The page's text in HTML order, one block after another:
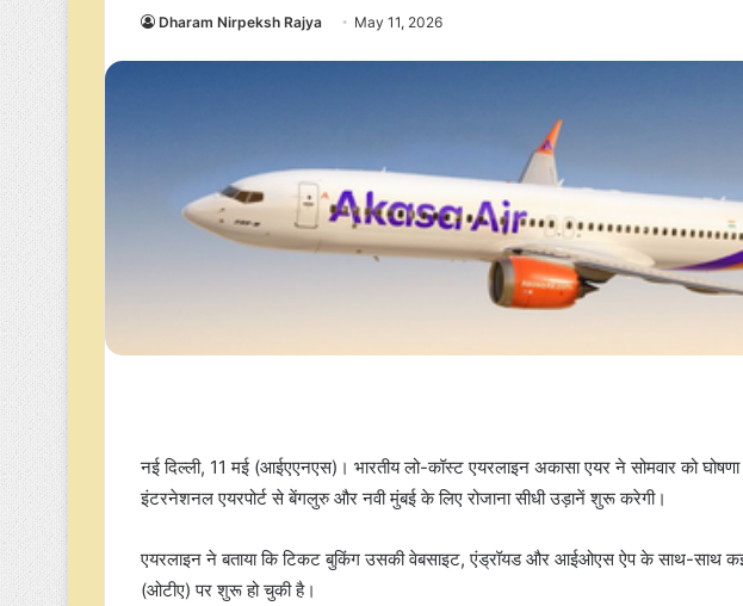
Dharam Nirpeksh Rajya May 11, 2026
नई दिल्ली, 11 मई (आईएएनएस)। भारतीय लो-कॉस्ट एयरलाइन अकासा एयर ने सोमवार को
इंटरनेशनल एयरपोर्ट से बेंगलुरु और नवी मुंबई के लिए रोजाना सीधी उड़ानें शुरू करेगी।
एयरलाइन ने बताया कि टिकट बुकिंग उसकी वेबसाइट, एंड्रॉयड और आईओएस ऐप के साथ-साथ
(ओटीए) पर शुरू हो चुकी है।